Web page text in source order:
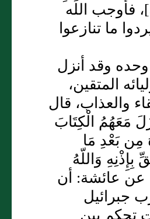
كُنتُمْ تُؤْمِنُونَ بِاللّهِ وَالْيَوْمِ الآخِرِ ذَلِكَ خَيْرٌ وَأَحْسَنُ تَأْوِيلاً ‏}‏ ‏[‏النساء‏:‏58، 59‏]‏، فأوجب الله
ما تنازعوا
وحده وقد أنزل
المتقين،
والعذاب، قال
مَعَهُمُ الْكِتَابَ
مِن بَعْدِ مَا
بِإِذْنِهِ وَاللّهُ
وفي صحيح مسلم عن عائشة‏:‏ أن
جبرائيل
تحكم بين